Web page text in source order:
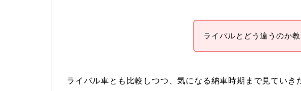
ライバルとどう違うのか
ライバル車とも比較しつつ、気になる納車時期まで見ていき